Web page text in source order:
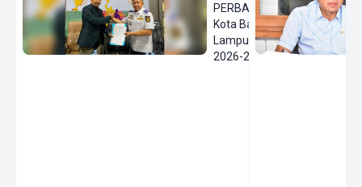
PERBASI
Kota Bandar
Lampung
2026-2030